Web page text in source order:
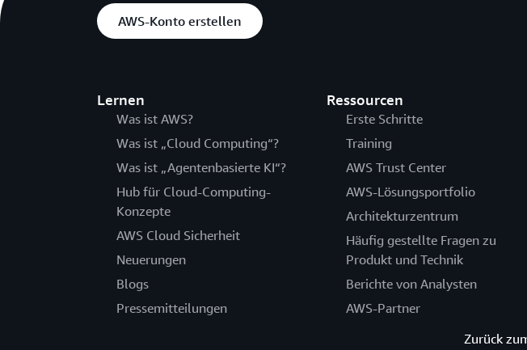
AWS-Konto erstellen
Lernen
Was ist AWS?
Was ist „Cloud Computing“?
Was ist „Agentenbasierte KI“?
Hub für Cloud-Computing-
Konzepte
AWS Cloud Sicherheit
Neuerungen
Blogs
Pressemitteilungen
Ressourcen
Erste Schritte
Training
AWS Trust Center
AWS-Lösungsportfolio
Architekturzentrum
Häufig gestellte Fragen zu
Produkt und Technik
Berichte von Analysten
AWS-Partner
Zurück